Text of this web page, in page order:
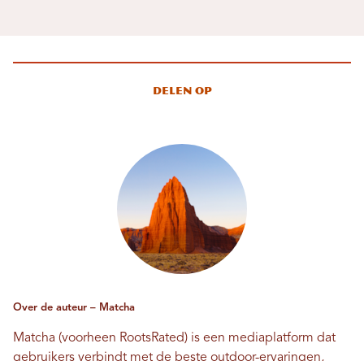
Delen op
Over de auteur – Matcha
Matcha (voorheen RootsRated) is een mediaplatform dat
gebruikers verbindt met de beste outdoor-ervaringen,